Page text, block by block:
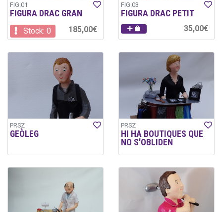
FIG.01
FIGURA DRAC GRAN
Stock: 0 185,00€
FIG.03
FIGURA DRAC PETIT
35,00€
PRSZ
GEÒLEG
PRSZ
HI HA BOUTIQUES QUE
NO S'OBLIDEN